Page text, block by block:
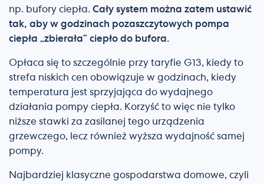
np. bufory ciepła. Cały system można zatem ustawić
tak, aby w godzinach pozaszczytowych pompa
ciepła „zbierała” ciepło do bufora.
Opłaca się to szczególnie przy taryfie G13, kiedy to
strefa niskich cen obowiązuje w godzinach, kiedy
temperatura jest sprzyjająca do wydajnego
działania pompy ciepła. Korzyść to więc nie tylko
niższe stawki za zasilanej tego urządzenia
grzewczego, lecz również wyższa wydajność samej
pompy.
Najbardziej klasyczne gospodarstwa domowe, czyli